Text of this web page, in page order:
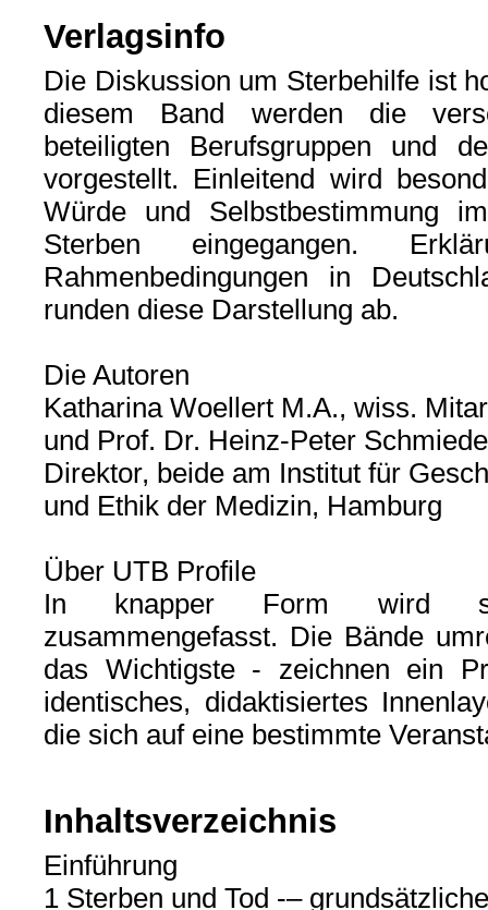
Verlagsinfo
Die Diskussion um Sterbehilfe ist
diesem Band werden die
beteiligten Berufsgruppen und
vorgestellt. Einleitend wird
Würde und Selbstbestimmung
Sterben eingegangen.
Rahmenbedingungen in
runden diese Darstellung ab.
Die Autoren
Katharina Woellert M.A., wiss.
und Prof. Dr. Heinz-Peter
Direktor, beide am Institut für
und Ethik der Medizin, Hamburg
Über UTB Profile
In knapper Form wird
zusammengefasst. Die Bände
das Wichtigste - zeichnen ein
identisches, didaktisiertes
die sich auf eine bestimmte
Inhaltsverzeichnis
Einführung
1 Sterben und Tod -–